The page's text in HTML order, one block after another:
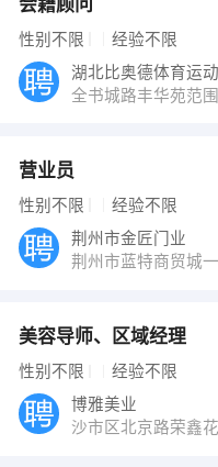
会籍顾问
性别不限 经验不限
全书城路丰华苑范
营业员
性别不限 经验不限
荆州市金匠门业
荆州市蓝特商贸城
美容导师、区域经理
性别不限 经验不限
博雅美业
沙市区北京路荣鑫